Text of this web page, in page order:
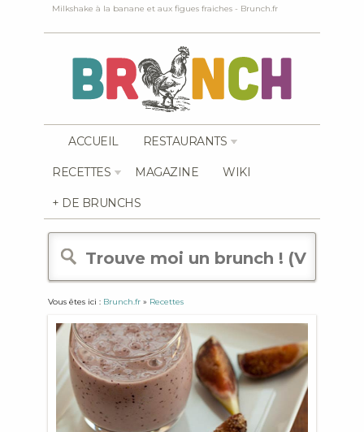
Milkshake à la banane et aux figues fraiches - Brunch.fr
ACCUEIL RESTAURANTS
RECETTES MAGAZINE WIKI
+ DE BRUNCHS
Vous êtes ici : Brunch.fr » Recettes